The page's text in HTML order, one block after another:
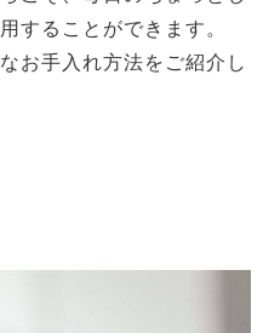
することができます。
お手入れ方法をご紹介し